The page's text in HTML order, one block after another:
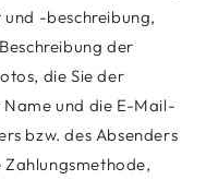
-beschreibung,
der
die Sie der
und die E-Mail-
bzw. des Absenders